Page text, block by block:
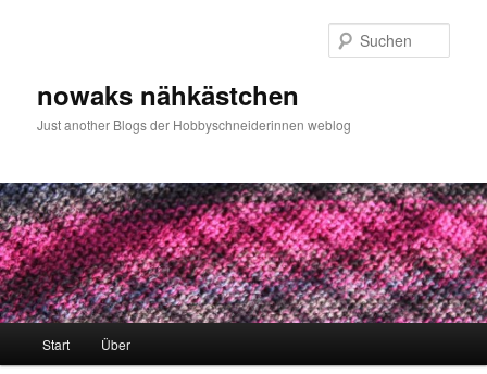
nowaks nähkästchen
Just another Blogs der Hobbyschneiderinnen weblog
Start Über